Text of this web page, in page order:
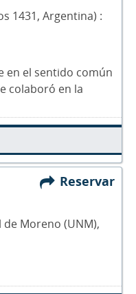
1431, Argentina) :
en el sentido común
colaboró en la
Reservar
Moreno (UNM),